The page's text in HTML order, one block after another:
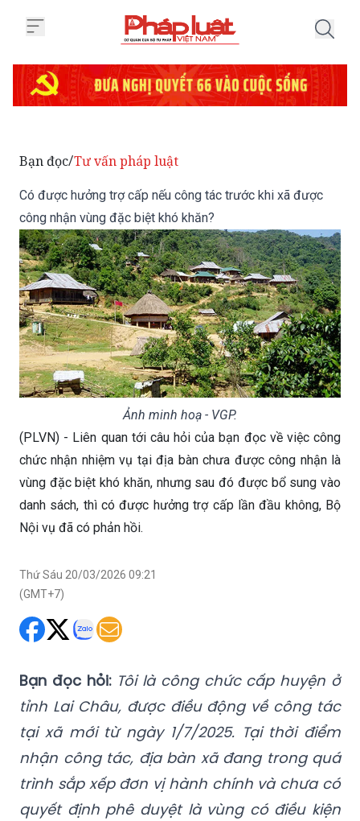
Bạn đọc/Tư vấn pháp luật
Có được hưởng trợ cấp nếu công tác trước khi xã được
công nhận vùng đặc biệt khó khăn?
Ảnh minh hoạ - VGP.
(PLVN) - Liên quan tới câu hỏi của bạn đọc về việc công
chức nhận nhiệm vụ tại địa bàn chưa được công nhận là
vùng đặc biệt khó khăn, nhưng sau đó được bổ sung vào
danh sách, thì có được hưởng trợ cấp lần đầu không, Bộ
Nội vụ đã có phản hồi.
Thứ Sáu 20/03/2026 09:21
(GMT+7)
Bạn đọc hỏi: Tôi là công chức cấp huyện ở
tỉnh Lai Châu, được điều động về công tác
tại xã mới từ ngày 1/7/2025. Tại thời điểm
nhận công tác, địa bàn xã đang trong quá
trình sắp xếp đơn vị hành chính và chưa có
quyết định phê duyệt là vùng có điều kiện